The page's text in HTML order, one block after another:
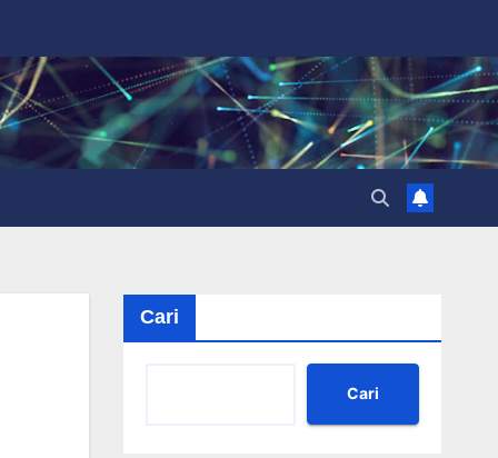
Cari
Cari